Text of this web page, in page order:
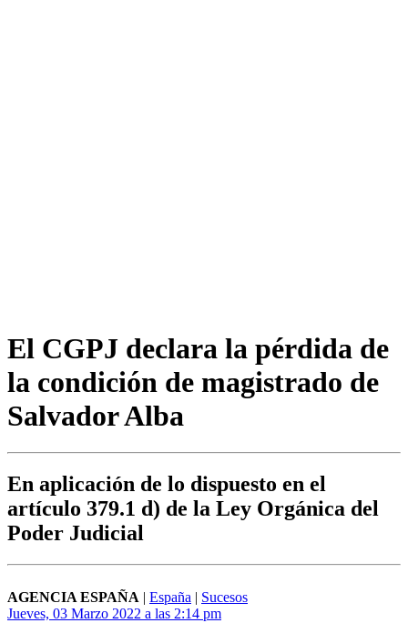
El CGPJ declara la pérdida de
la condición de magistrado de
Salvador Alba
En aplicación de lo dispuesto en el
artículo 379.1 d) de la Ley Orgánica del
Poder Judicial
AGENCIA ESPAÑA | España | Sucesos
Jueves, 03 Marzo 2022 a las 2:14 pm